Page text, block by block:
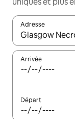
Adresse
Lorsque les
Arrivée
Départ